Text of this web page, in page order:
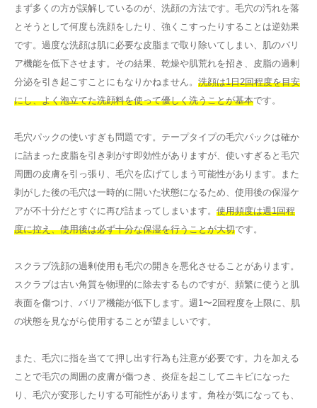
まず多くの方が誤解しているのが、洗顔の方法です。毛穴の汚れを落
とそうとして何度も洗顔をしたり、強くこすったりすることは逆効果
です。過度な洗顔は肌に必要な皮脂まで取り除いてしまい、肌のバリ
ア機能を低下させます。その結果、乾燥や肌荒れを招き、皮脂の過剰
分泌を引き起こすことにもなりかねません。 洗顔は1日2回程度を目安
にし、よく泡立てた洗顔料を使って優しく洗うことが基本です。
毛穴パックの使いすぎも問題です。テープタイプの毛穴パックは確か
に詰まった皮脂を引き剥がす即効性がありますが、使いすぎると毛穴
周囲の皮膚を引っ張り、毛穴を広げてしまう可能性があります。また
剥がした後の毛穴は一時的に開いた状態になるため、使用後の保湿ケ
アが不十分だとすぐに再び詰まってしまいます。 使用頻度は週1回程
度に控え、使用後は必ず十分な保湿を行うことが大切です。
スクラブ洗顔の過剰使用も毛穴の開きを悪化させることがあります。
スクラブは古い角質を物理的に除去するものですが、頻繁に使うと肌
表面を傷つけ、バリア機能が低下します。週1〜2回程度を上限に、肌
の状態を見ながら使用することが望ましいです。
また、毛穴に指を当てて押し出す行為も注意が必要です。力を加える
ことで毛穴の周囲の皮膚が傷つき、炎症を起こしてニキビになった
り、毛穴が変形したりする可能性があります。角栓が気になっても、